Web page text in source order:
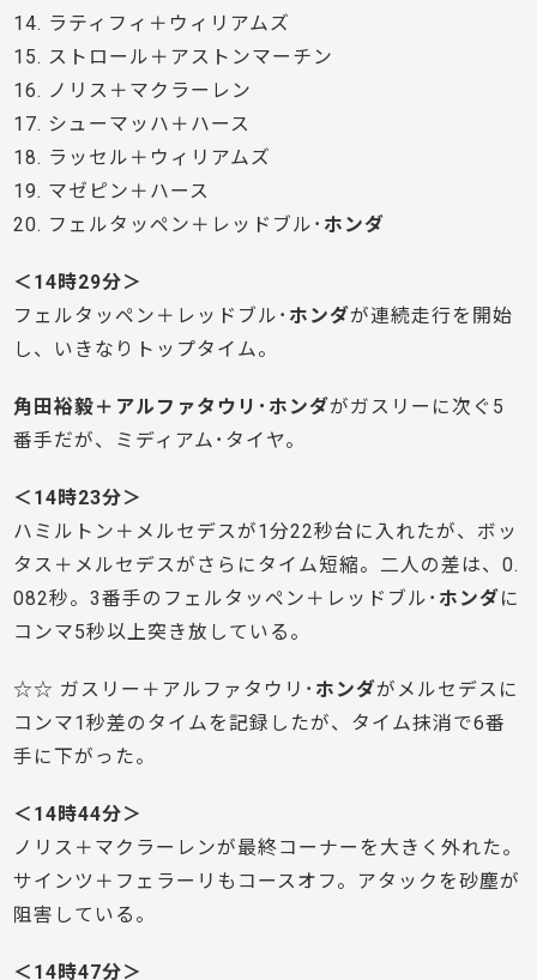
14. ラティフィ＋ウィリアムズ
15. ストロール＋アストンマーチン
16. ノリス＋マクラーレン
17. シューマッハ＋ハース
18. ラッセル＋ウィリアムズ
19. マゼピン＋ハース
20. フェルタッペン＋レッドブル･ ホンダ
＜14時29分＞
フェルタッペン＋レッドブル･ ホンダが連続走行を開始
し、いきなりトップタイム。
角田裕毅＋アルファタウリ･ホンダがガスリーに次ぐ5
番手だが、ミディアム･タイヤ。
＜14時23分＞
ハミルトン＋メルセデスが1分22秒台に入れたが、ボッ
タス＋メルセデスがさらにタイム短縮。二人の差は、0.
082秒。3番手のフェルタッペン＋レッドブル･ ホンダ に
コンマ5秒以上突き放している。
☆☆ ガスリー＋アルファタウリ･ ホンダがメルセデスに
コンマ1秒差のタイムを記録したが、タイム抹消で6番
手に下がった。
＜14時44分＞
ノリス＋マクラーレンが最終コーナーを大きく外れた。
サインツ＋フェラーリもコースオフ。アタックを砂塵が
阻害している。
＜14時47分＞